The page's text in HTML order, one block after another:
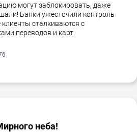
могут заблокировать, даже
Банки ужесточили контроль
сталкиваются с
переводов и карт.
неба!